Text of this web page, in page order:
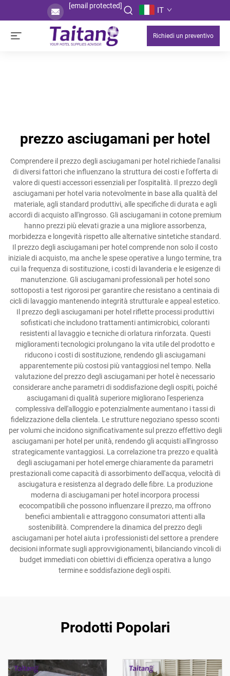
[email protected] IT
Richiedi un preventivo
prezzo asciugamani per hotel
Comprendere il prezzo degli asciugamani per hotel richiede l'analisi
di diversi fattori che influenzano la struttura dei costi e l'offerta di
valore di questi accessori essenziali per l'ospitalità. Il prezzo degli
asciugamani per hotel varia notevolmente in base alla qualità del
materiale, agli standard produttivi, alle specifiche di durata e agli
accordi di acquisto all'ingrosso. Gli asciugamani in cotone premium
hanno prezzi più elevati grazie a una migliore assorbenza,
morbidezza e longevità rispetto alle alternative sintetiche standard.
Il prezzo degli asciugamani per hotel comprende non solo il costo
iniziale di acquisto, ma anche le spese operative a lungo termine, tra
cui la frequenza di sostituzione, i costi di lavanderia e le esigenze di
manutenzione. Gli asciugamani professionali per hotel sono
sottoposti a test rigorosi per garantire che resistano a centinaia di
cicli di lavaggio mantenendo integrità strutturale e appeal estetico.
Il prezzo degli asciugamani per hotel riflette processi produttivi
sofisticati che includono trattamenti antimicrobici, coloranti
resistenti al lavaggio e tecniche di orlatura rinforzata. Questi
miglioramenti tecnologici prolungano la vita utile del prodotto e
riducono i costi di sostituzione, rendendo gli asciugamani
apparentemente più costosi più vantaggiosi nel tempo. Nella
valutazione del prezzo degli asciugamani per hotel è necessario
considerare anche parametri di soddisfazione degli ospiti, poiché
asciugamani di qualità superiore migliorano l'esperienza
complessiva dell'alloggio e potenzialmente aumentano i tassi di
fidelizzazione della clientela. Le strutture negoziano spesso sconti
per volumi che incidono significativamente sul prezzo effettivo degli
asciugamani per hotel per unità, rendendo gli acquisti all'ingrosso
strategicamente vantaggiosi. La correlazione tra prezzo e qualità
degli asciugamani per hotel emerge chiaramente da parametri
prestazionali come capacità di assorbimento dell'acqua, velocità di
asciugatura e resistenza al degrado delle fibre. La produzione
moderna di asciugamani per hotel incorpora processi
ecocompatibili che possono influenzare il prezzo, ma offrono
benefici ambientali e attraggono consumatori attenti alla
sostenibilità. Comprendere la dinamica del prezzo degli
asciugamani per hotel aiuta i professionisti del settore a prendere
decisioni informate sugli approvvigionamenti, bilanciando vincoli di
budget immediati con obiettivi di efficienza operativa a lungo
termine e soddisfazione degli ospiti.
Prodotti Popolari